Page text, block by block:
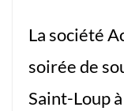
La société
soirée de
Saint-Loup